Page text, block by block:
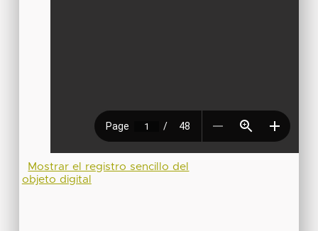
Mostrar el registro sencillo del
objeto digital